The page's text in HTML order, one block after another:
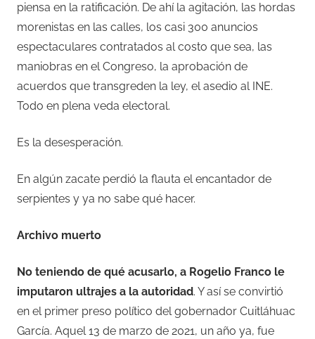
piensa en la ratificación. De ahí la agitación, las hordas
morenistas en las calles, los casi 300 anuncios
espectaculares contratados al costo que sea, las
maniobras en el Congreso, la aprobación de
acuerdos que transgreden la ley, el asedio al INE.
Todo en plena veda electoral.
Es la desesperación.
En algún zacate perdió la flauta el encantador de
serpientes y ya no sabe qué hacer.
Archivo muerto
No teniendo de qué acusarlo, a Rogelio Franco le
imputaron ultrajes a la autoridad. Y así se convirtió
en el primer preso político del gobernador Cuitláhuac
García. Aquel 13 de marzo de 2021, un año ya, fue